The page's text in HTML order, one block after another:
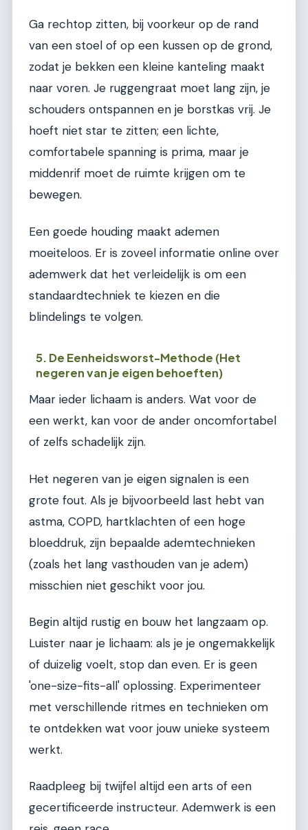
Ga rechtop zitten, bij voorkeur op de rand
van een stoel of op een kussen op de grond,
zodat je bekken een kleine kanteling maakt
naar voren. Je ruggengraat moet lang zijn, je
schouders ontspannen en je borstkas vrij. Je
hoeft niet star te zitten; een lichte,
comfortabele spanning is prima, maar je
middenrif moet de ruimte krijgen om te
bewegen.
Een goede houding maakt ademen
moeiteloos. Er is zoveel informatie online over
ademwerk dat het verleidelijk is om een
standaardtechniek te kiezen en die
blindelings te volgen.
5. De Eenheidsworst-Methode (Het
negeren van je eigen behoeften)
Maar ieder lichaam is anders. Wat voor de
een werkt, kan voor de ander oncomfortabel
of zelfs schadelijk zijn.
Het negeren van je eigen signalen is een
grote fout. Als je bijvoorbeeld last hebt van
astma, COPD, hartklachten of een hoge
bloeddruk, zijn bepaalde ademtechnieken
(zoals het lang vasthouden van je adem)
misschien niet geschikt voor jou.
Begin altijd rustig en bouw het langzaam op.
Luister naar je lichaam: als je je ongemakkelijk
of duizelig voelt, stop dan even. Er is geen
'one-size-fits-all' oplossing. Experimenteer
met verschillende ritmes en technieken om
te ontdekken wat voor jouw unieke systeem
werkt.
Raadpleeg bij twijfel altijd een arts of een
gecertificeerde instructeur. Ademwerk is een